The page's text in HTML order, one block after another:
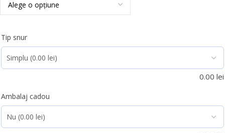
Tip snur
0.00 lei
Ambalaj cadou